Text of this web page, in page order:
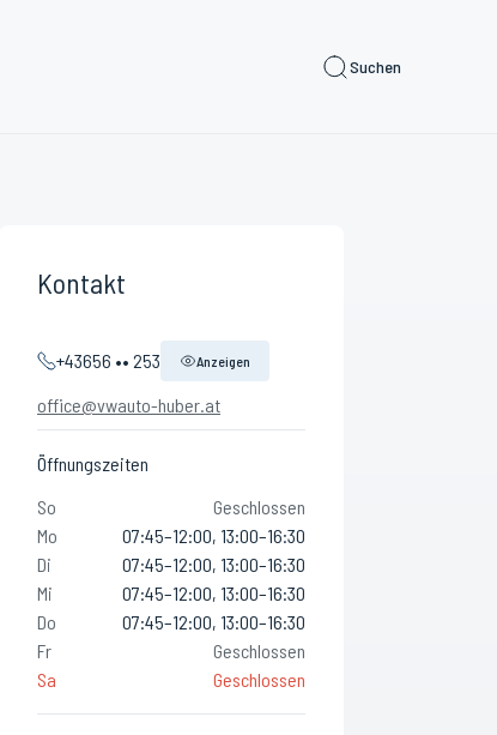
Suchen
Kontakt
+43656 •• 253 Anzeigen
office@vwauto-huber.at
Öffnungszeiten
So
Geschlossen
Mo
07:45–12:00, 13:00–16:30
Di
07:45–12:00, 13:00–16:30
Mi
07:45–12:00, 13:00–16:30
Do
07:45–12:00, 13:00–16:30
Fr
Geschlossen
Sa
Geschlossen